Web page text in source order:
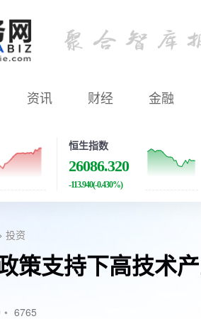
资讯 财经 金融
恒生指数
26086.320
-113.940(-0.430%)
投资
策支持下高技术
• 6765